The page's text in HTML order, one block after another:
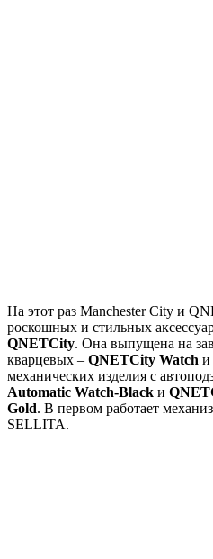
На этот раз Manchester City и
роскошных и стильных
QNETCity. Она выпущена на
кварцевых – QNETCity Watch и
механических изделия с
Automatic Watch-Black и
Gold. В первом работает
SELLITA.